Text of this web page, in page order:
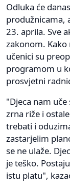
Odluka će
produžnicama,
23. aprila. Sve
zakonom. Kako
učenici su
programom u
prosvjetni
"Djeca nam
zrna riže i
trebati i
zastarjelim
se ne ulaže.
je teško.
istu platu",